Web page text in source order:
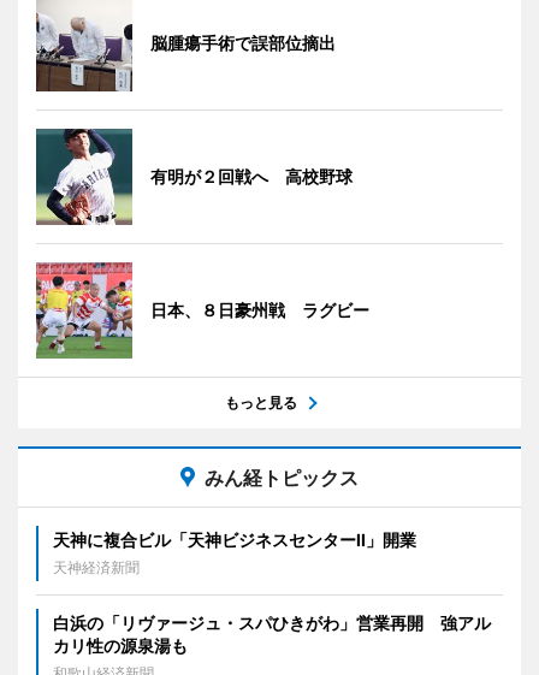
脳腫瘍手術で誤部位摘出
有明が２回戦へ 高校野球
日本、８日豪州戦 ラグビー
もっと見る
みん経トピックス
天神に複合ビル「天神ビジネスセンターII」開業
天神経済新聞
白浜の「リヴァージュ・スパひきがわ」営業再開 強アル
カリ性の源泉湯も